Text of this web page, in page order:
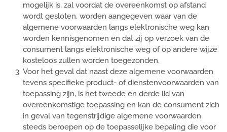
mogelijk is, zal voordat de overeenkomst op afstand
wordt gesloten, worden aangegeven waar van de
algemene voorwaarden langs elektronische weg kan
worden kennisgenomen en dat zij op verzoek van de
consument langs elektronische weg of op andere wijze
kosteloos zullen worden toegezonden.
Voor het geval dat naast deze algemene voorwaarden
tevens specifieke product- of dienstenvoorwaarden van
toepassing zijn, is het tweede en derde lid van
overeenkomstige toepassing en kan de consument zich
in geval van tegenstrijdige algemene voorwaarden
steeds beroepen op de toepasselijke bepaling die voor